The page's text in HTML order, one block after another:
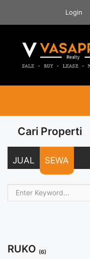
Login
Cari Properti
JUAL SEWA
RUKO (6)